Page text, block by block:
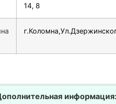
14, 8
информация: